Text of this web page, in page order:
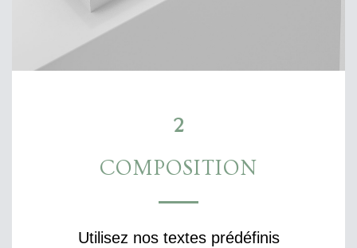
2
COMPOSITION
Utilisez nos textes prédéfinis